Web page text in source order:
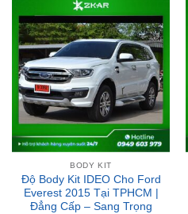
BODY KIT
Độ Body Kit IDEO Cho Ford
Everest 2015 Tại TPHCM |
Đẳng Cấp – Sang Trọng
Liên hệ nhận giá ưu đãi